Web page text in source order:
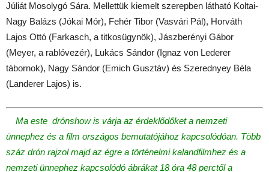
Júliát Mosolygó Sára. Mellettük kiemelt szerepben látható Koltai-
Nagy Balázs (Jókai Mór), Fehér Tibor (Vasvári Pál), Horváth
Lajos Ottó (Farkasch, a titkosügynök), Jászberényi Gábor
(Meyer, a rablóvezér), Lukács Sándor (Ignaz von Lederer
tábornok), Nagy Sándor (Emich Gusztáv) és Szerednyey Béla
(Landerer Lajos) is.
Ma este drónshow is várja az érdeklődőket a nemzeti
ünnephez és a film országos bemutatójához kapcsolódóan. Több
száz drón rajzol majd az égre a történelmi kalandfilmhez és a
nemzeti ünnephez kapcsolódó ábrákat 18 óra 48 perctől a